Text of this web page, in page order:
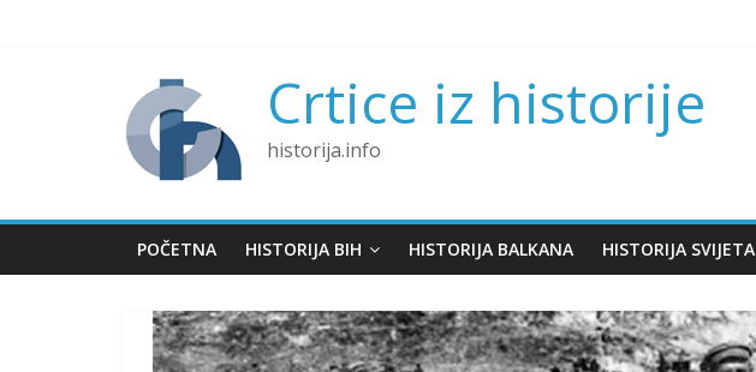
Crtice iz historije
historija.info
POČETNA HISTORIJA BIH HISTORIJA BALKANA HISTORIJA SVIJETA